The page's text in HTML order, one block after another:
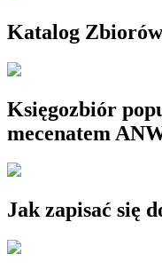
Katalog
Księgozbiór
mecenatem
Jak zapisać się